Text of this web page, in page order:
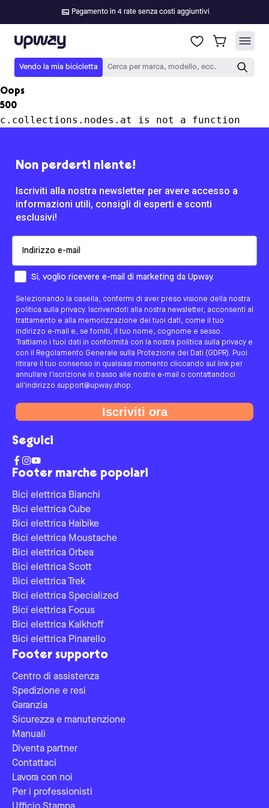
Pagamento in 4 rate senza costi aggiuntivi
Upway
Vendo la mia bicicletta Cerca per marca, modello, ecc.
Oops
500
c.collections.nodes.at is not a function
Footer marche popolari
Bici elettrica Bianchi
Bici elettrica Cube
Bici elettrica Haibike
Bici elettrica Moustache
Bici elettrica Orbea
Bici elettrica Scott
Bici elettrica Trek
Bici elettrica Specialized
Bici elettrica Focus
Bici elettrica Kalkhoff
Bici elettrica Pinarello
Footer supporto
Centro di assistenza
Spedizione e resi
Garanzia
Sicurezza e manutenzione
Manuali
Diventa partner
Contattaci
Lavora con noi
Per i professionisti
Non perderti niente!
Iscriviti alla nostra newsletter per avere accesso a
informazioni utili, consigli di esperti e sconti
esclusivi!
Come preferisci essere contattato/a?
Si, voglio ricevere e-mail di marketing da Upway.
Selezionando la casella, confermi di aver preso visione della nostra
politica sulla privacy. Iscrivendoti alla nostra newsletter, acconsenti al
trattamento e alla memorizzazione dei tuoi dati, come il tuo
indirizzo e-mail e, se forniti, il tuo nome, cognome e sesso.
Trattiamo i tuoi dati in conformità con la nostra politica sulla privacy e
con il Regolamento Generale sulla Protezione dei Dati (GDPR). Puoi
ritirare il tuo consenso in qualsiasi momento cliccando sul link per
annullare l'iscrizione in basso alle nostre e-mail o contattandoci
all'indirizzo support@upway.shop.
Iscriviti ora
Seguici